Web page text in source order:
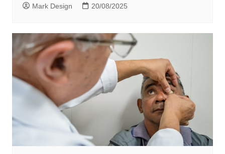
Mark Design 20/08/2025